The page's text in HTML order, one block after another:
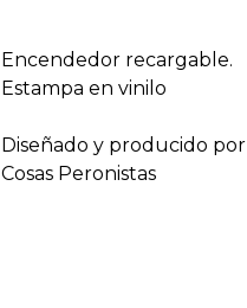
Encendedor recargable.
Estampa en vinilo
Diseñado y producido por
Cosas Peronistas